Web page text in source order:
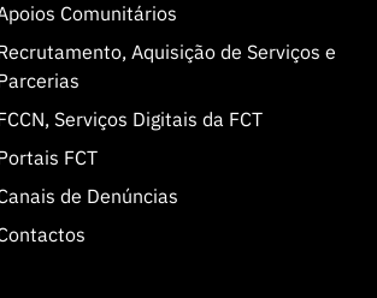
Comunitários
Aquisição de Serviços e
Serviços Digitais da FCT
FCT
de Denúncias